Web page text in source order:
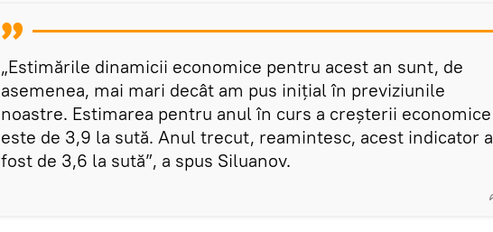
„Estimările dinamicii economice pentru acest an sunt, de
asemenea, mai mari decât am pus inițial în previziunile
noastre. Estimarea pentru anul în curs a creșterii economice
este de 3,9 la sută. Anul trecut, reamintesc, acest indicator a
fost de 3,6 la sută”, a spus Siluanov.